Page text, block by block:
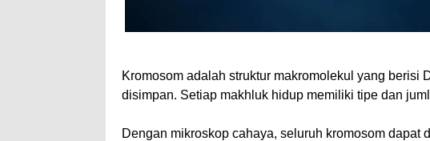
Kromosom adalah struktur makromolekul yang berisi
disimpan. Setiap makhluk hidup memiliki tipe dan
Dengan mikroskop cahaya, seluruh kromosom dapat